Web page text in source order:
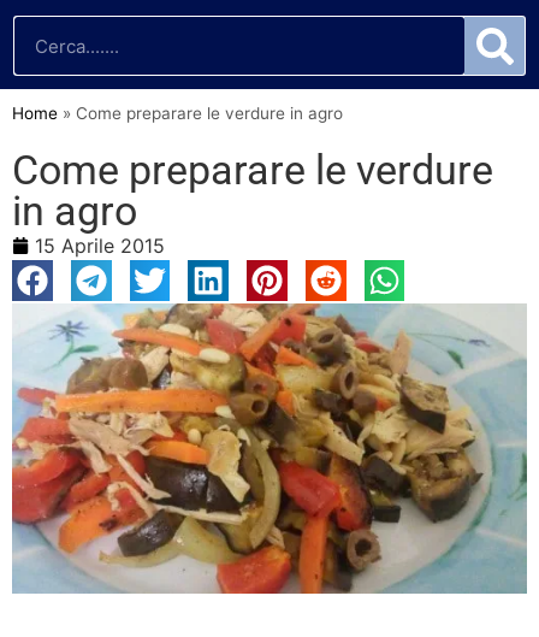
Home » Come preparare le verdure in agro
Come preparare le verdure
in agro
15 Aprile 2015